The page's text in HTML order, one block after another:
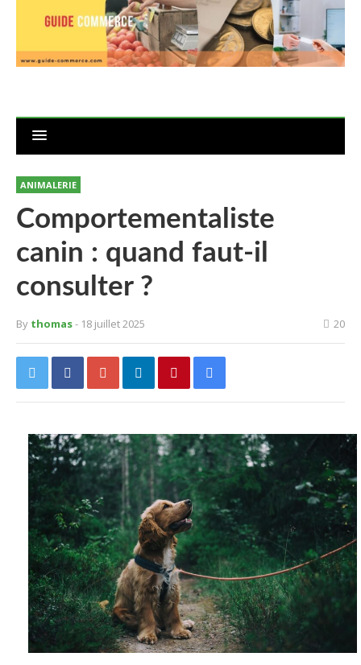
ANIMALERIE
Comportementaliste
canin : quand faut-il
consulter ?
By thomas- 18 juillet 2025 20